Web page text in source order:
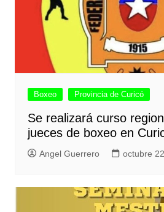
Boxeo Provincia de Curicó
Se realizará curso
jueces de boxeo en
Angel Guerrero octubre